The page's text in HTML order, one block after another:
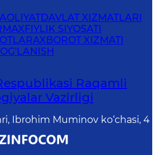
DAVLAT XIZMATLARI
MAXFIYLIK SIYOSATI
AXBOROT XIZMATI
Raqamli
Vazirligi
Ibrohim Muminov ko‘chasi, 4